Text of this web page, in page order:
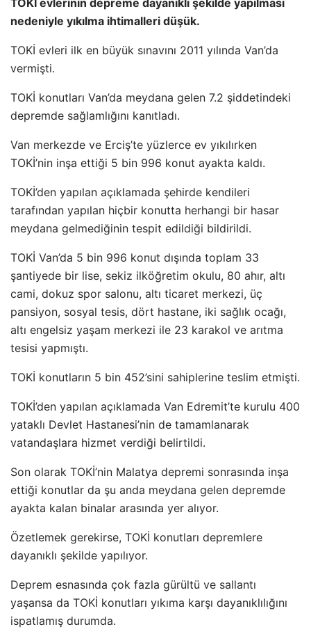
nedeniyle yıkılma ihtimalleri düşük.
TOKİ evleri ilk en büyük sınavını 2011 yılında Van’da
vermişti.
TOKİ konutları Van’da meydana gelen 7.2 şiddetindeki
depremde sağlamlığını kanıtladı.
Van merkezde ve Erciş’te yüzlerce ev yıkılırken
TOKİ’nin inşa ettiği 5 bin 996 konut ayakta kaldı.
TOKİ’den yapılan açıklamada şehirde kendileri
tarafından yapılan hiçbir konutta herhangi bir hasar
meydana gelmediğinin tespit edildiği bildirildi.
TOKİ Van’da 5 bin 996 konut dışında toplam 33
şantiyede bir lise, sekiz ilköğretim okulu, 80 ahır, altı
cami, dokuz spor salonu, altı ticaret merkezi, üç
pansiyon, sosyal tesis, dört hastane, iki sağlık ocağı,
altı engelsiz yaşam merkezi ile 23 karakol ve arıtma
tesisi yapmıştı.
TOKİ konutların 5 bin 452’sini sahiplerine teslim etmişti.
TOKİ’den yapılan açıklamada Van Edremit’te kurulu 400
yataklı Devlet Hastanesi’nin de tamamlanarak
vatandaşlara hizmet verdiği belirtildi.
Son olarak TOKİ’nin Malatya depremi sonrasında inşa
ettiği konutlar da şu anda meydana gelen depremde
ayakta kalan binalar arasında yer alıyor.
Özetlemek gerekirse, TOKİ konutları depremlere
dayanıklı şekilde yapılıyor.
Deprem esnasında çok fazla gürültü ve sallantı
yaşansa da TOKİ konutları yıkıma karşı dayanıklılığını
ispatlamış durumda.